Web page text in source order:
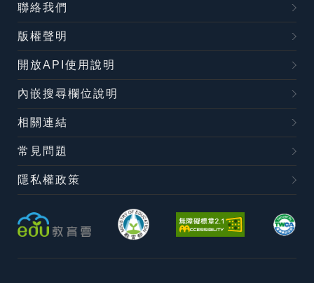
聯絡我們
版權聲明
開放API使用說明
內嵌搜尋欄位說明
相關連結
常見問題
隱私權政策